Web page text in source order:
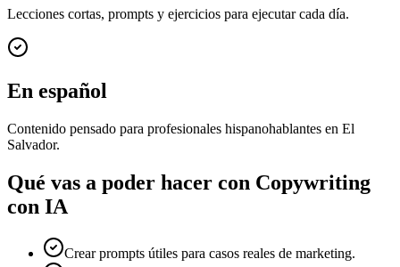
Lecciones cortas, prompts y ejercicios para ejecutar cada día.
En español
Contenido pensado para profesionales hispanohablantes en El
Salvador.
Qué vas a poder hacer con Copywriting
con IA
Crear prompts útiles para casos reales de marketing.